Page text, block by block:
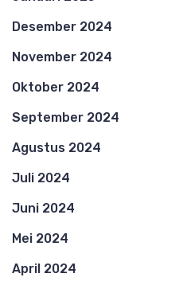
Desember 2024
November 2024
Oktober 2024
September 2024
Agustus 2024
Juli 2024
Juni 2024
Mei 2024
April 2024